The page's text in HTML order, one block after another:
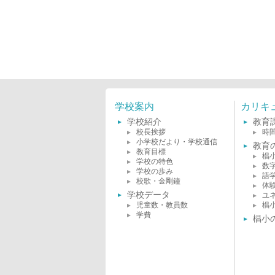
学校案内
学校紹介
校長挨拶
小学校だより・学校通信
教育目標
学校の特色
学校の歩み
校歌・金剛鐘
学校データ
児童数・教員数
学費
カリキ
教育
時
教育
椙
数
語
体
ユ
椙
椙小